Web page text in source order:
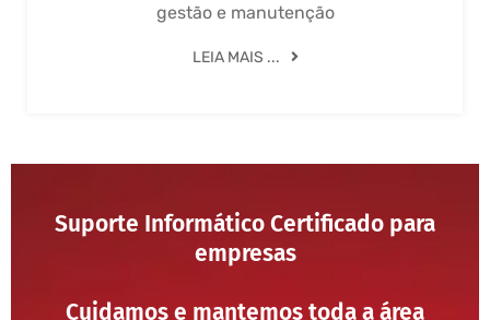
gestão e manutenção
LEIA MAIS ...
Suporte Informático Certificado para
empresas
Cuidamos e mantemos toda a área